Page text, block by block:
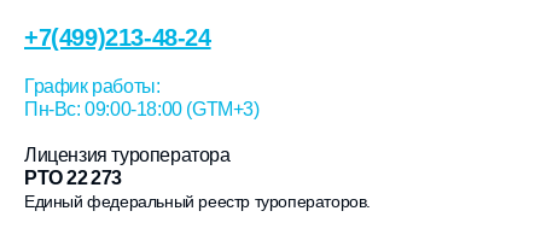
+7(499)213-48-24
График работы:
Пн-Вс: 09:00-18:00 (GTM+3)
Лицензия туроператора
РТО 22 273
Единый федеральный реестр туроператоров.